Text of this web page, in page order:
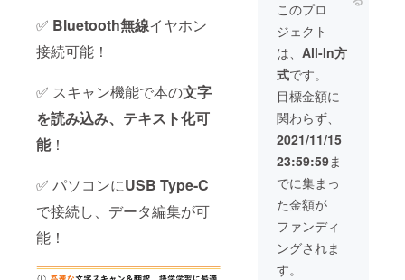
✅ Bluetooth無線イヤホン
接続可能！
✅ スキャン機能で本の文字
を読み込み、テキスト化可
能！
✅ パソコンにUSB Type-C
で接続し、データ編集が可
能！
す。 類
が発生
する可
ありま
す。ご
了承頂
いた上
でご支
ます様
お願い
す。
が遅れ
があり
ます。
皆様の
ご支援
により
量産効
率が向
上した
正規販
売価格
が販売
予定価
格より
下がる
可能性
ポーチ
・充電
ケーブ
ル 上記
の価額
は税込
み・送
料込み
です。
※ご注文
状況、
使用部
材の供
給状
況、製
造工程
上の都
合等に
このプロ
ジェクト
は、 All-In方
式です。
目標金額に
関わらず、
2021/11/15
23:59:59ま
でに集まっ
た金額が
ファンディ
ングされま
す。